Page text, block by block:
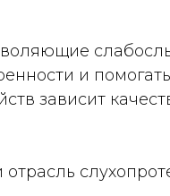
и
зависит